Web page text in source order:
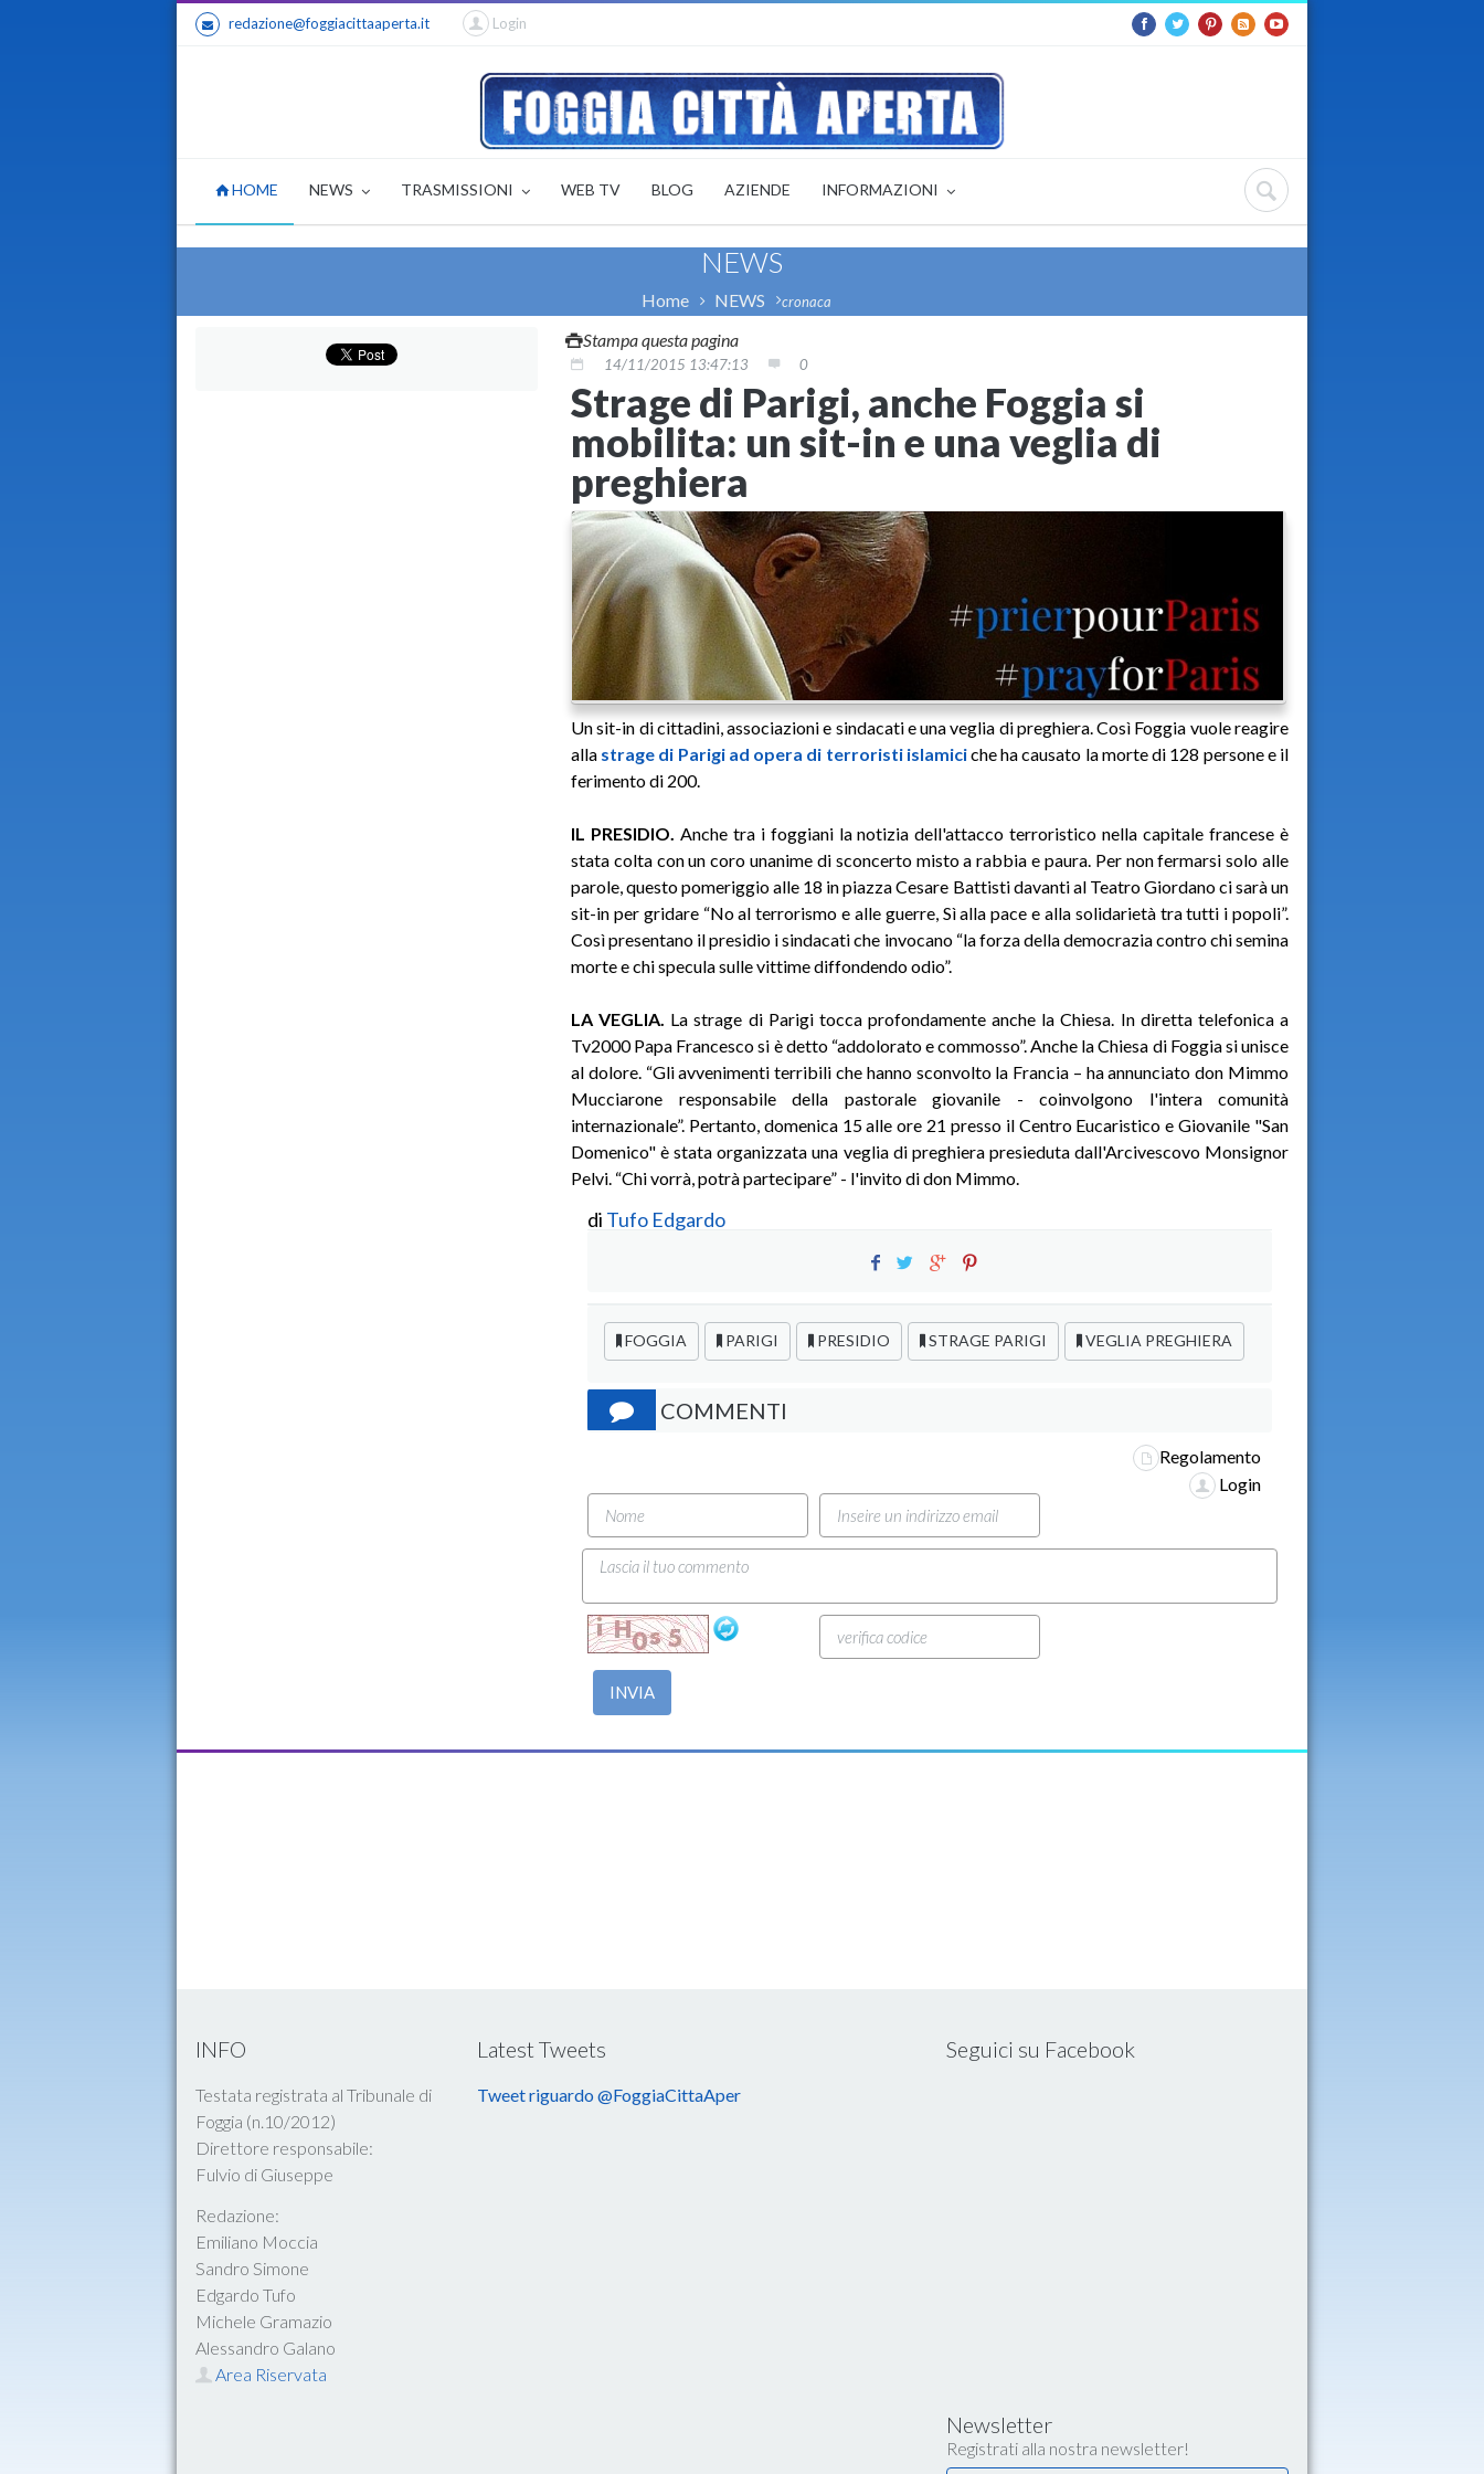
redazione@foggiacittaaperta.it Login
HOME NEWS TRASMISSIONI WEB TV BLOG AZIENDE INFORMAZIONI
NEWS
Home NEWS cronaca
Stampa questa pagina
14/11/2015 13:47:13 0
Strage di Parigi, anche Foggia si
mobilita: un sit-in e una veglia di
preghiera
Un sit-in di cittadini, associazioni e sindacati e una veglia di preghiera. Così Foggia vuole reagire
alla strage di Parigi ad opera di terroristi islamiciche ha causato la morte di 128 persone e il
ferimento di 200.
IL PRESIDIO. Anche tra i foggiani la notizia dell'attacco terroristico nella capitale francese è
stata colta con un coro unanime di sconcerto misto a rabbia e paura. Per non fermarsi solo alle
parole, questo pomeriggio alle 18 in piazza Cesare Battisti davanti al Teatro Giordano ci sarà un
sit-in per gridare “No al terrorismo e alle guerre, Sì alla pace e alla solidarietà tra tutti i popoli”.
Così presentano il presidio i sindacati che invocano “la forza della democrazia contro chi semina
morte e chi specula sulle vittime diffondendo odio”.
LA VEGLIA. La strage di Parigi tocca profondamente anche la Chiesa. In diretta telefonica a
Tv2000 Papa Francesco si è detto “addolorato e commosso”. Anche la Chiesa di Foggia si unisce
al dolore. “Gli avvenimenti terribili che hanno sconvolto la Francia – ha annunciato don Mimmo
Mucciarone responsabile della pastorale giovanile - coinvolgono l'intera comunità
internazionale”. Pertanto, domenica 15 alle ore 21 presso il Centro Eucaristico e Giovanile "San
Domenico" è stata organizzata una veglia di preghiera presieduta dall'Arcivescovo Monsignor
Pelvi. “Chi vorrà, potrà partecipare” - l'invito di don Mimmo.
di Tufo Edgardo
FOGGIA PARIGI PRESIDIO STRAGE PARIGI VEGLIA PREGHIERA
COMMENTI
Regolamento
Login
INVIA
INFO
Testata registrata al Tribunale di
Foggia (n.10/2012)
Direttore responsabile:
Fulvio di Giuseppe
Redazione:
Emiliano Moccia
Sandro Simone
Edgardo Tufo
Michele Gramazio
Alessandro Galano
Area Riservata
Latest Tweets
Tweet riguardo @FoggiaCittaAper
Seguici su Facebook
Newsletter
Registrati alla nostra newsletter!